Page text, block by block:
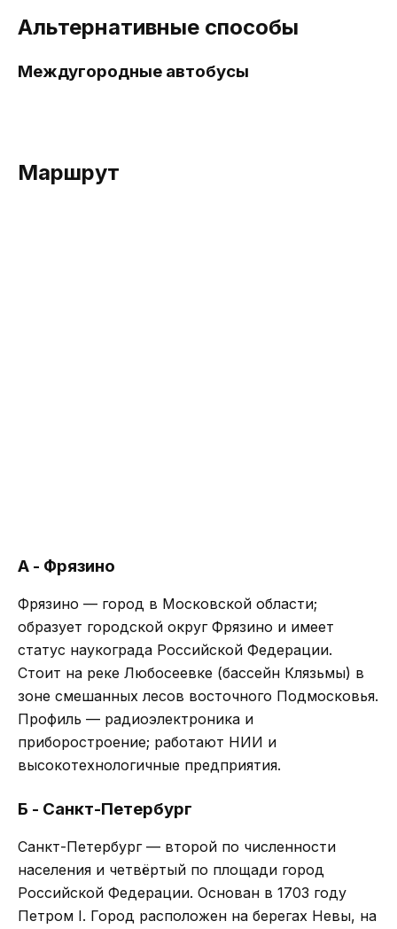
Альтернативные способы
Междугородные автобусы
Маршрут
А - Фрязино
Фрязино — город в Московской области;
образует городской округ Фрязино и имеет
статус наукограда Российской Федерации.
Стоит на реке Любосеевке (бассейн Клязьмы) в
зоне смешанных лесов восточного Подмосковья.
Профиль — радиоэлектроника и
приборостроение; работают НИИ и
высокотехнологичные предприятия.
Б - Санкт-Петербург
Санкт-Петербург — второй по численности
населения и четвёртый по площади город
Российской Федерации. Основан в 1703 году
Петром I. Город расположен на берегах Невы, на